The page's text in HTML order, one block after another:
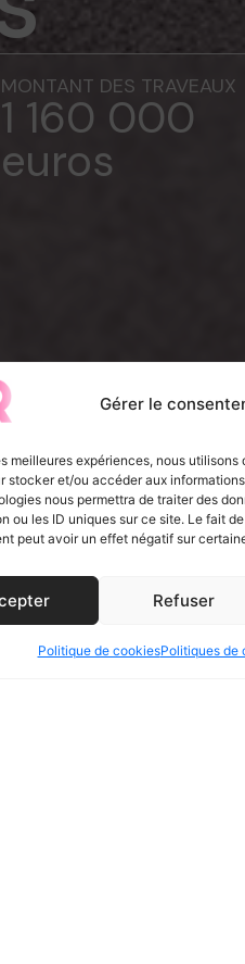
Gérer le
meilleures expériences, nous
stocker et/ou accéder aux
nous permettra de traiter des
ou les ID uniques sur ce site. Le fait
peut avoir un effet négatif sur
Refuser
Politique de cookiesPolitiques de
MONTANT DES TRAVEAUX
1 160 000
euros